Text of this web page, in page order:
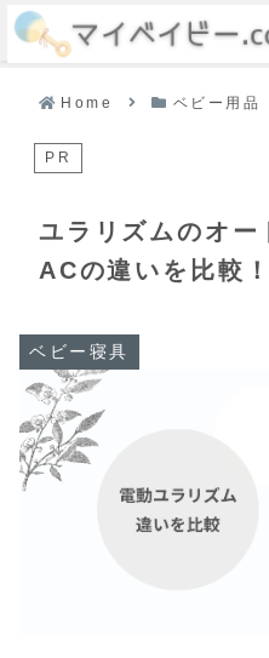
Home ベビー用品
PR
ユラリズムのオー
ACの違いを比較
ベビー寝具
ホーム